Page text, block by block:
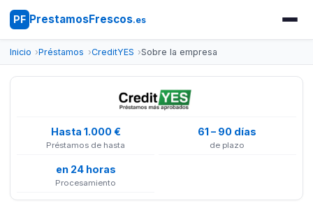
PF PrestamosFrescos.es
Inicio Préstamos CreditYES Sobre la empresa
Hasta 1.000 €
Préstamos de hasta
61 – 90 días
de plazo
en 24 horas
Procesamiento